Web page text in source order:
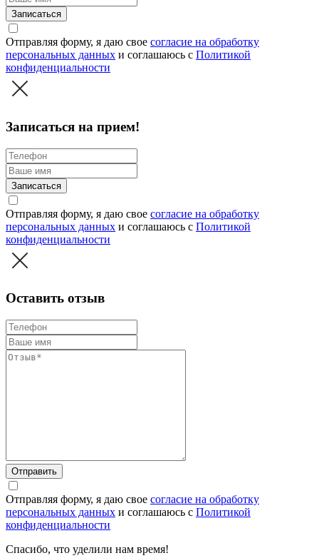
Записаться
Отправляя форму, я даю свое согласие на обработку
персональных данных и соглашаюсь c Политикой
конфиденциальности
Записаться на прием!
Записаться
Отправляя форму, я даю свое согласие на обработку
персональных данных и соглашаюсь c Политикой
конфиденциальности
Оставить отзыв
Отправить
Отправляя форму, я даю свое согласие на обработку
персональных данных и соглашаюсь c Политикой
конфиденциальности
Спасибо, что уделили нам время!